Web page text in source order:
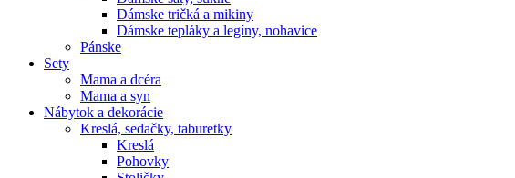
Dámske tričká a mikiny
Dámske tepláky a legíny, nohavice
Pánske
Sety
Mama a dcéra
Mama a syn
Nábytok a dekorácie
Kreslá, sedačky, taburetky
Kreslá
Pohovky